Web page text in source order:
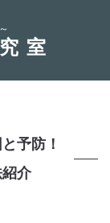
室
予防！
介